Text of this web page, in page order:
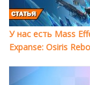
У нас есть Mass
Expanse: Osiris